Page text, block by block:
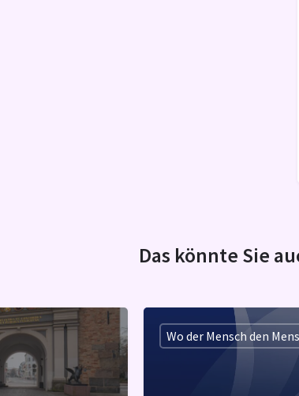
Das könnte Sie
Wo der Mensch den